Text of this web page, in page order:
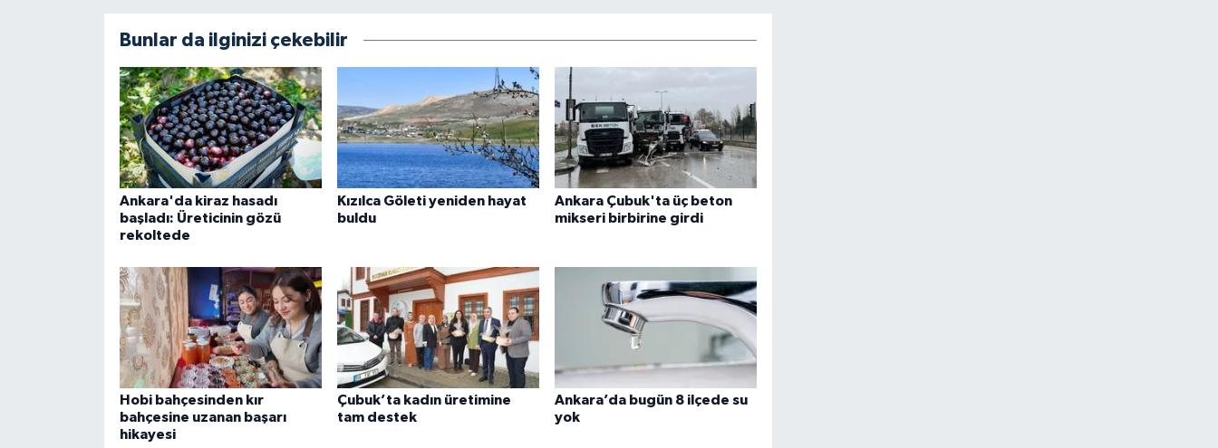
Bunlar da ilginizi çekebilir
Ankara'da kiraz hasadı
başladı: Üreticinin gözü
rekoltede
Kızılca Göleti yeniden hayat
buldu
Ankara Çubuk'ta üç beton
mikseri birbirine girdi
Hobi bahçesinden kır
bahçesine uzanan başarı
hikayesi
Çubuk’ta kadın üretimine
tam destek
Ankara’da bugün 8 ilçede su
yok